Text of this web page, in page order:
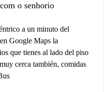
o senhorio
a un minuto del
Google Maps la
que tienes al lado del piso
cerca también, comidas